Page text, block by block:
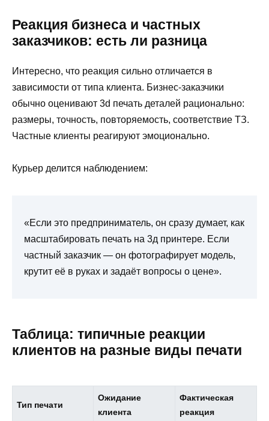
Реакция бизнеса и частных
заказчиков: есть ли разница
Интересно, что реакция сильно отличается в
зависимости от типа клиента. Бизнес-заказчики
обычно оценивают 3d печать деталей рационально:
размеры, точность, повторяемость, соответствие ТЗ.
Частные клиенты реагируют эмоционально.
Курьер делится наблюдением:
«Если это предприниматель, он сразу думает, как
масштабировать печать на 3д принтере. Если
частный заказчик — он фотографирует модель,
крутит её в руках и задаёт вопросы о цене».
Таблица: типичные реакции
клиентов на разные виды печати
Тип печати
Ожидание
клиента
Фактическая
реакция